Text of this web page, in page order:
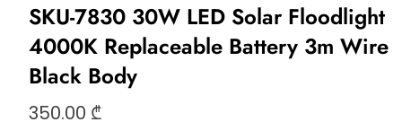
SKU-7830 30W LED Solar Floodlight
4000K Replaceable Battery 3m Wire
Black Body
350.00 ₾